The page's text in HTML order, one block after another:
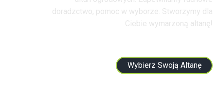
doradzctwo, pomoc w wyborze. Stworzymy dla
Ciebie wymarzoną altanę!
Wybierz Swoją Altanę